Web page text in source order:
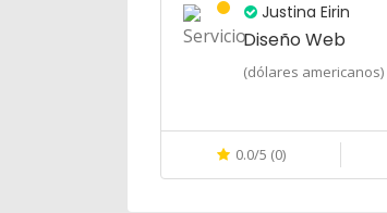
Justina Eirin
Diseño Web
(dólares americanos)
0.0/5 (0)